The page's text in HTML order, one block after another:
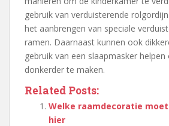
gebruik van verduisterende
het aanbrengen van speciale
ramen. Daarnaast kunnen ook
gebruik van een slaapmasker
donkerder te maken.
Related Posts:
Welke raamdecoratie
hier